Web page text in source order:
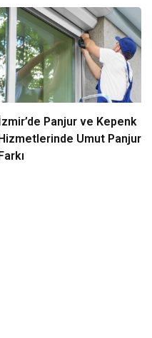
Panjur ve Kepenk
Hizmetlerinde Umut Panjur
Farkı